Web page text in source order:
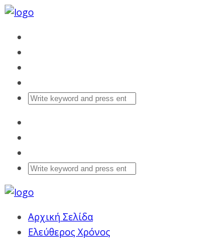
Αρχική Σελίδα
Ελεύθερος Χρόνος